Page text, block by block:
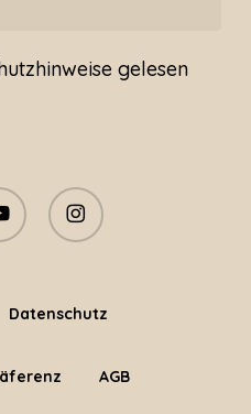
gelesen
instagram
Datenschutz
AGB